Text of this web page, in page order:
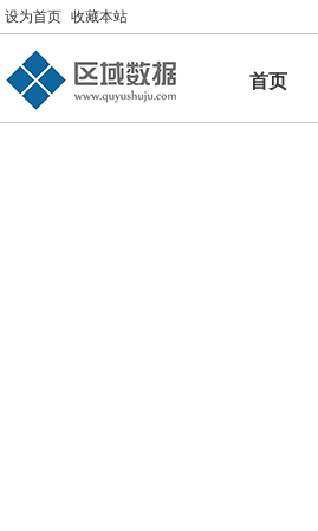
设为首页 收藏本站
首页
帮助